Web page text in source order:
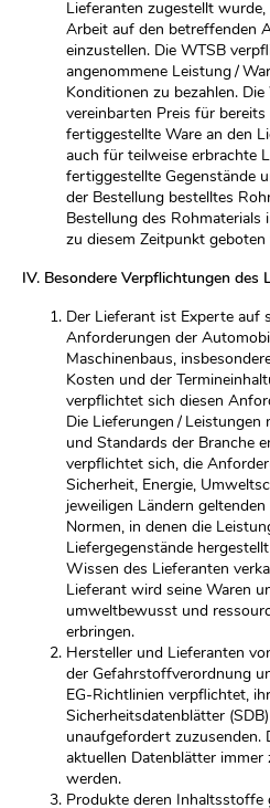
Lieferanten zugestellt
Arbeit auf den betreffenden
einzustellen. Die WTSB
angenommene Leistung /
Konditionen zu bezahlen.
vereinbarten Preis für
fertiggestellte Ware an den
auch für teilweise erbrachte
fertiggestellte Gegenstände
der Bestellung bestelltes
Bestellung des
zu diesem Zeitpunkt geboten
IV. Besondere Verpflichtungen des
Der Lieferant ist Experte auf
Anforderungen der
Maschinenbaus,
Kosten und der
verpflichtet sich diesen
Die Lieferungen /
und Standards der Branche
verpflichtet sich, die
Sicherheit, Energie,
jeweiligen Ländern
Normen, in denen die
Liefergegenstände
Wissen des Lieferanten
Lieferant wird seine Waren
umweltbewusst und
erbringen.
Hersteller und Lieferanten
der Gefahrstoffverordnung
EG-Richtlinien verpflichtet,
Sicherheitsdatenblätter
unaufgefordert zuzusenden.
aktuellen Datenblätter
werden.
Produkte deren Inhaltsstoffe